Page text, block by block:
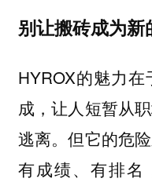
别让搬砖成为新
HYROX的魅力
成，让人短暂从
逃离。但它的危
有成绩、有排名